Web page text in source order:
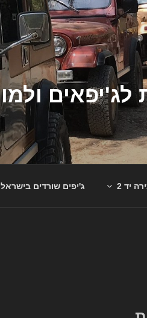
יד 2 ג'יפים שורדים בישראל